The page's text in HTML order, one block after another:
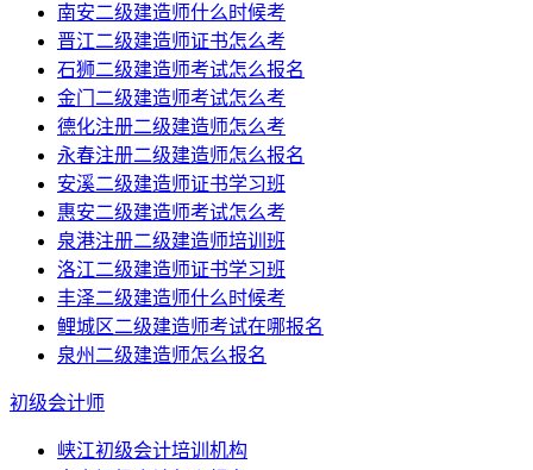
南安二级建造师什么时候考
晋江二级建造师证书怎么考
石狮二级建造师考试怎么报名
金门二级建造师考试怎么考
德化注册二级建造师怎么考
永春注册二级建造师怎么报名
安溪二级建造师证书学习班
惠安二级建造师考试怎么考
泉港注册二级建造师培训班
洛江二级建造师证书学习班
丰泽二级建造师什么时候考
鲤城区二级建造师考试在哪报名
泉州二级建造师怎么报名
初级会计师
峡江初级会计培训机构